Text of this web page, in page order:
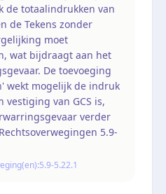
de totaalindrukken van
de Tekens zonder
moet
wat bijdraagt aan het
De toevoeging
wekt mogelijk de indruk
vestiging van GCS is,
verder
5.9-
5.9-5.22.1